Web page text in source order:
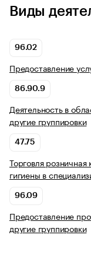
Виды
96.02
Предоставление
86.90.9
Деятельность в
другие группировки
47.75
Торговля
гигиены в
96.09
Предоставление
другие группировки